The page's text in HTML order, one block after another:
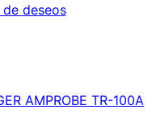
deseos
AMPROBE TR-100A